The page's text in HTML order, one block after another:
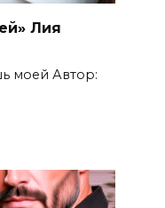
Лия
моей Автор: